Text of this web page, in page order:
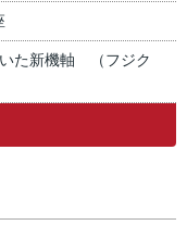
いた新機軸 （フジク